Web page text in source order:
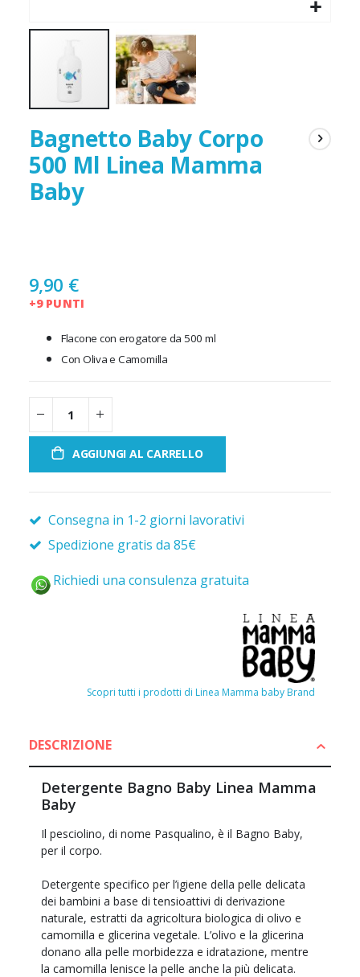
Bagnetto Baby Corpo
500 Ml Linea Mamma
Baby
9,90 €
+9 PUNTI
Flacone con erogatore da 500 ml
Con Oliva e Camomilla
AGGIUNGI AL CARRELLO
Consegna in 1-2 giorni lavorativi
Spedizione gratis da 85€
Richiedi una consulenza gratuita
Scopri tutti i prodotti di Linea Mamma baby Brand
DESCRIZIONE
Detergente Bagno Baby Linea Mamma
Baby
Il pesciolino, di nome Pasqualino, è il Bagno Baby,
per il corpo.
Detergente specifico per l’igiene della pelle delicata
dei bambini a base di tensioattivi di derivazione
naturale, estratti da agricoltura biologica di olivo e
camomilla e glicerina vegetale. L’olivo e la glicerina
donano alla pelle morbidezza e idratazione, mentre
la camomilla lenisce la pelle anche la più delicata.